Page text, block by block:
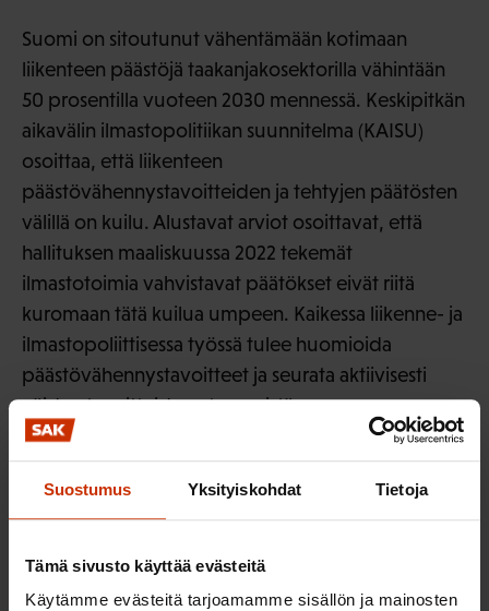
Suostumus Yksityiskohdat Tietoja
Tämä sivusto käyttää evästeitä
Käytämme evästeitä tarjoamamme sisällön ja mainosten
Suomi on sitoutunut vähentämään kotimaan
liikenteen päästöjä taakanjakosektorilla vähintään
50 prosentilla vuoteen 2030 mennessä. Keskipitkän
aikavälin ilmastopolitiikan suunnitelma (KAISU)
osoittaa, että liikenteen
päästövähennystavoitteiden ja tehtyjen päätösten
välillä on kuilu. Alustavat arviot osoittavat, että
hallituksen maaliskuussa 2022 tekemät
ilmastotoimia vahvistavat päätökset eivät riitä
kuromaan tätä kuilua umpeen. Kaikessa liikenne- ja
ilmastopoliittisessa työssä tulee huomioida
päästövähennystavoitteet ja seurata aktiivisesti
näiden tavoitteiden etenemistä.
Suomen Ammattiliittojen Keskusjärjestö SAK ry
LIIKENNEPOLITIIKKA YMPÄRISTÖ